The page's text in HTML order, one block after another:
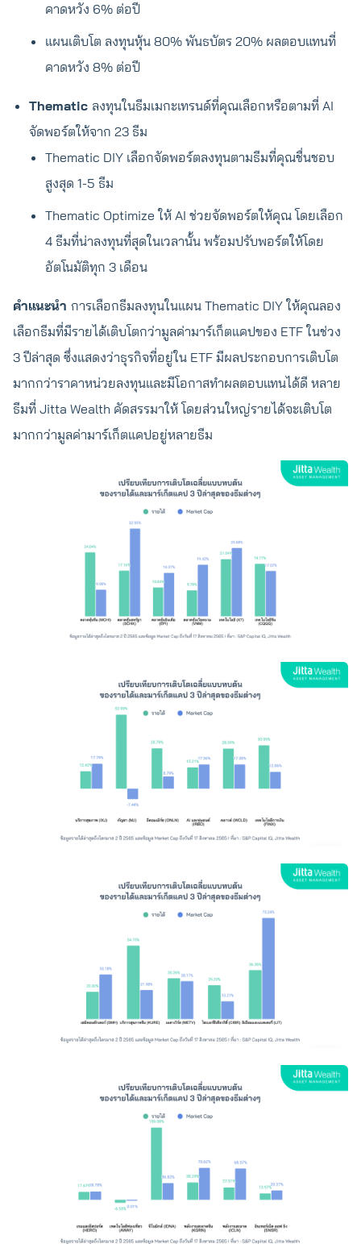
คาดหวัง 6% ต่อปี
แผนเติบโต ลงทุนหุ้น 80% พันธบัตร 20% ผลตอบแทนที่
คาดหวัง 8% ต่อปี
Thematic ลงทุนในธีมเมกะเทรนด์ที่คุณเลือกหรือตามที่ AI
จัดพอร์ตให้จาก 23 ธีม
Thematic DIY เลือกจัดพอร์ตลงทุนตามธีมที่คุณชื่นชอบ
สูงสุด 1-5 ธีม
Thematic Optimize ให้ AI ช่วยจัดพอร์ตให้คุณ โดยเลือก
4 ธีมที่น่าลงทุนที่สุดในเวลานั้น พร้อมปรับพอร์ตให้โดย
อัตโนมัติทุก 3 เดือน
คำแนะนำ การเลือกธีมลงทุนในแผน Thematic DIY ให้คุณลอง
เลือกธีมที่มีรายได้เติบโตกว่ามูลค่ามาร์เก็ตแคปของ ETF ในช่วง
3 ปีล่าสุด ซึ่งแสดงว่าธุรกิจที่อยู่ใน ETF มีผลประกอบการเติบโต
มากกว่าราคาหน่วยลงทุนและมีโอกาสทำผลตอบแทนได้ดี หลาย
ธีมที่ Jitta Wealth คัดสรรมาให้ โดยส่วนใหญ่รายได้จะเติบโต
มากกว่ามูลค่ามาร์เก็ตแคปอยู่หลายธีม